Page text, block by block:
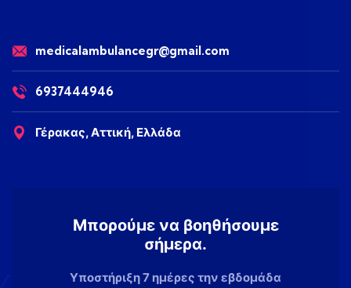
medicalambulancegr@gmail.com
6937444946
Γέρακας, Αττική, Ελλάδα
Μπορούμε να βοηθήσουμε
σήμερα.
Υποστήριξη 7 ημέρες την εβδομάδα